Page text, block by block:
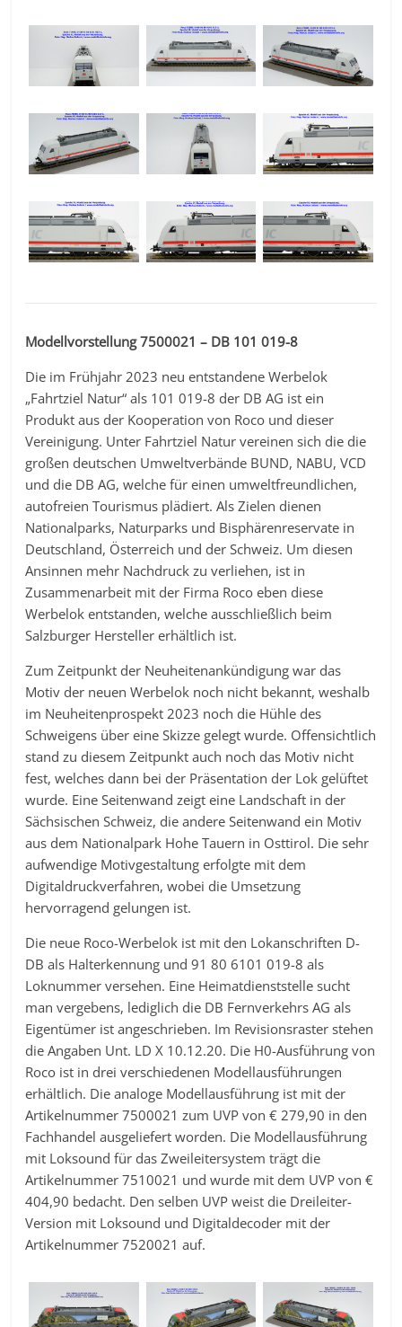
Modellvorstellung 7500021 – DB 101 019-8
Die im Frühjahr 2023 neu entstandene Werbelok
„Fahrtziel Natur“ als 101 019-8 der DB AG ist ein
Produkt aus der Kooperation von Roco und dieser
Vereinigung. Unter Fahrtziel Natur vereinen sich die die
großen deutschen Umweltverbände BUND, NABU, VCD
und die DB AG, welche für einen umweltfreundlichen,
autofreien Tourismus plädiert. Als Zielen dienen
Nationalparks, Naturparks und Bisphärenreservate in
Deutschland, Österreich und der Schweiz. Um diesen
Ansinnen mehr Nachdruck zu verliehen, ist in
Zusammenarbeit mit der Firma Roco eben diese
Werbelok entstanden, welche ausschließlich beim
Salzburger Hersteller erhältlich ist.
Zum Zeitpunkt der Neuheitenankündigung war das
Motiv der neuen Werbelok noch nicht bekannt, weshalb
im Neuheitenprospekt 2023 noch die Hühle des
Schweigens über eine Skizze gelegt wurde. Offensichtlich
stand zu diesem Zeitpunkt auch noch das Motiv nicht
fest, welches dann bei der Präsentation der Lok gelüftet
wurde. Eine Seitenwand zeigt eine Landschaft in der
Sächsischen Schweiz, die andere Seitenwand ein Motiv
aus dem Nationalpark Hohe Tauern in Osttirol. Die sehr
aufwendige Motivgestaltung erfolgte mit dem
Digitaldruckverfahren, wobei die Umsetzung
hervorragend gelungen ist.
Die neue Roco-Werbelok ist mit den Lokanschriften D-
DB als Halterkennung und 91 80 6101 019-8 als
Loknummer versehen. Eine Heimatdienststelle sucht
man vergebens, lediglich die DB Fernverkehrs AG als
Eigentümer ist angeschrieben. Im Revisionsraster stehen
die Angaben Unt. LD X 10.12.20. Die H0-Ausführung von
Roco ist in drei verschiedenen Modellausführungen
erhältlich. Die analoge Modellausführung ist mit der
Artikelnummer 7500021 zum UVP von € 279,90 in den
Fachhandel ausgeliefert worden. Die Modellausführung
mit Loksound für das Zweileitersystem trägt die
Artikelnummer 7510021 und wurde mit dem UVP von €
404,90 bedacht. Den selben UVP weist die Dreileiter-
Version mit Loksound und Digitaldecoder mit der
Artikelnummer 7520021 auf.